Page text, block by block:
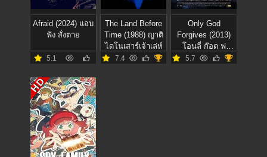
Afraid (2024) แอบ
ฟัง สั่งตาย
5.1
The Land Before
Time (1988) ญาติ
ไดโนเสาร์เจ้าเล่ห์
7.4
Only God
Forgives (2013)
โอนลี่ ก๊อด ฟ
อร์กีฟส์ รับคำท้า
5.7
HD